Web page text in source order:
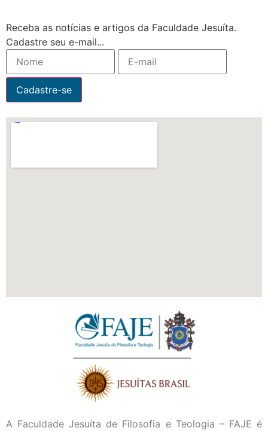
Receba as notícias e artigos da Faculdade Jesuíta.
Cadastre seu e-mail...
A Faculdade Jesuíta de Filosofia e Teologia – FAJE é